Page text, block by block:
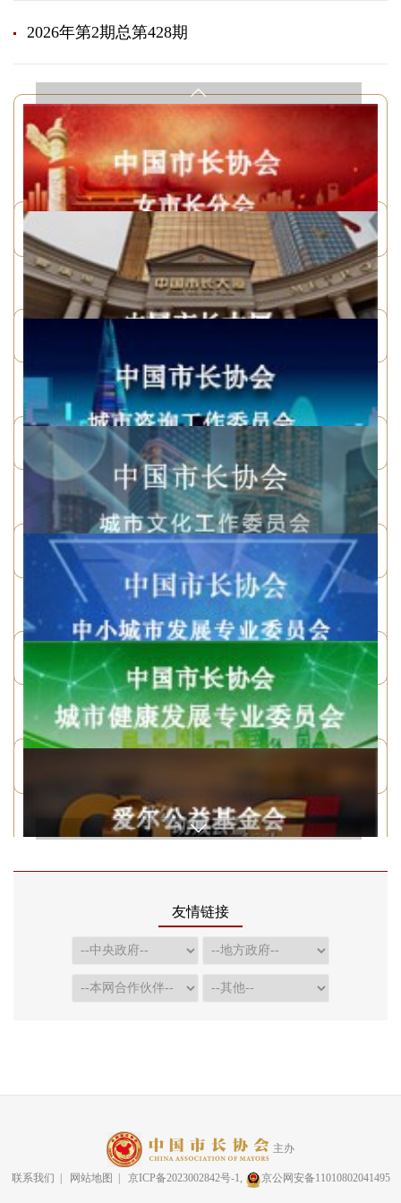
2026年第2期总第428期
友情链接
主办
联系我们 网站地图 | 京ICP备2023002842号-1, 京公网安备11010802041495